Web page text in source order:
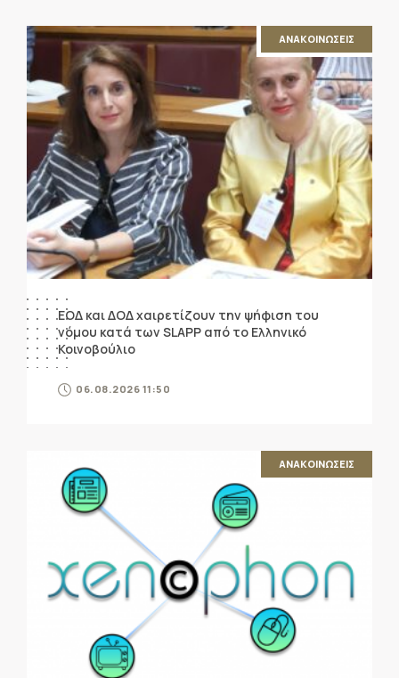
ΑΝΑΚΟΙΝΩΣΕΙΣ
ΕΟΔ και ΔΟΔ χαιρετίζουν την ψήφιση του
νόμου κατά των SLAPP από το Ελληνικό
Κοινοβούλιο
06.08.2026 11:50
ΑΝΑΚΟΙΝΩΣΕΙΣ